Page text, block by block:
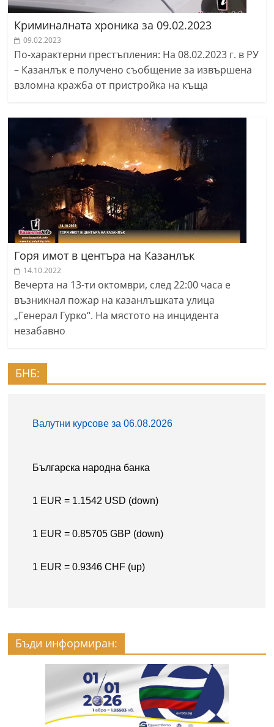
Криминалната хроника за 09.02.2023
09.02.2023
По-характерни престъпления: На 08.02.2023 г. в РУ
– Казанлък е получено съобщение за извършена
взломна кражба от пристройка на къща
Горя имот в центъра на Казанлък
14.10.2022
Вечерта на 13-ти октомври, след 22:00 часа е
възникнал пожар на казанлъшката улица
„Генерал Гурко“. На мястото на инцидента
незабавно
БНБ:
Бъди информиран: